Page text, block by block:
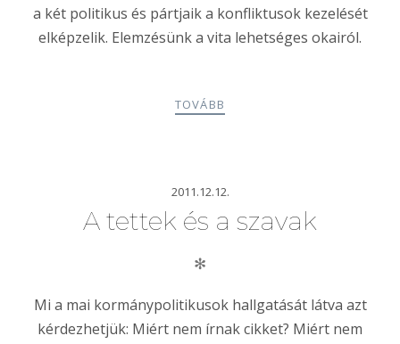
a két politikus és pártjaik a konfliktusok kezelését
elképzelik. Elemzésünk a vita lehetséges okairól.
TOVÁBB
2011.12.12.
A tettek és a szavak
✻
Mi a mai kormánypolitikusok hallgatását látva azt
kérdezhetjük: Miért nem írnak cikket? Miért nem